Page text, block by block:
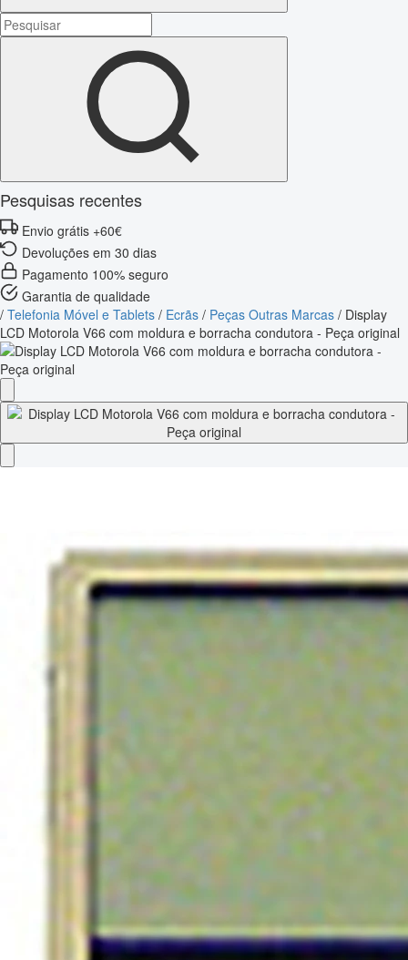
Pesquisas recentes
Envio grátis +60€
Devoluções em 30 dias
Pagamento 100% seguro
Garantia de qualidade
/ Telefonia Móvel e Tablets / Ecrãs / Peças Outras Marcas / Display
LCD Motorola V66 com moldura e borracha condutora - Peça original